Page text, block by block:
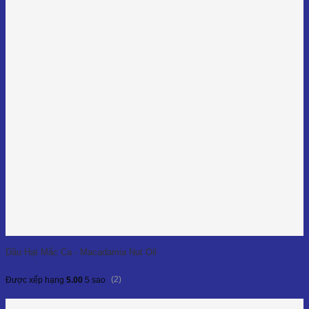
Dầu Hạt Mắc Ca - Macadamia Nut Oil
Được xếp hạng 5.00 5 sao (2)